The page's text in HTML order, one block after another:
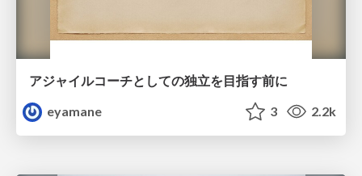
アジャイルコーチとしての独立を目指す前に
eyamane
3 2.2k